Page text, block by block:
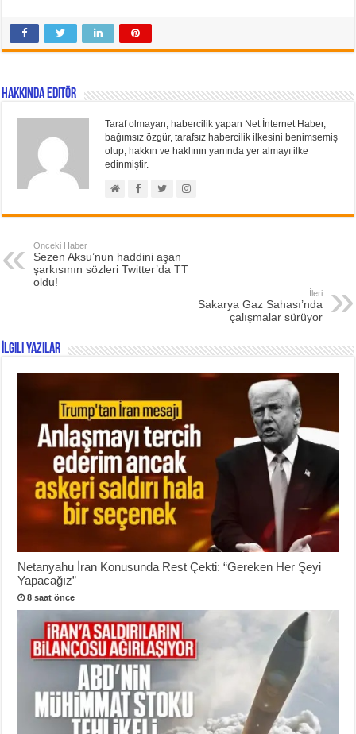
Hakkında Editör
Taraf olmayan, habercilik yapan Net İnternet Haber,
bağımsız özgür, tarafsız habercilik ilkesini benimsemiş
olup, hakkın ve haklının yanında yer almayı ilke
edinmiştir.
Önceki Haber
Sezen Aksu’nun haddini aşan
şarkısının sözleri Twitter’da TT
oldu!
İleri
Sakarya Gaz Sahası’nda
çalışmalar sürüyor
İlgili Yazılar
Netanyahu İran Konusunda Rest Çekti: “Gereken Her Şeyi
Yapacağız”
8 saat önce